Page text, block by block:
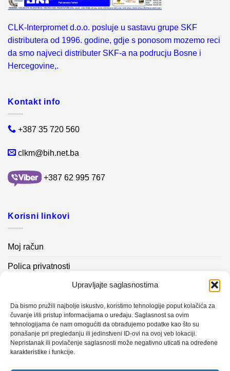
Upravljajte saglasnostima
Da bismo pružili najbolje iskustvo, koristimo tehnologije poput kolačića za
čuvanje i/ili pristup informacijama o uređaju. Saglasnost sa ovim
tehnologijama će nam omogućiti da obrađujemo podatke kao što su
ponašanje pri pregledanju ili jedinstveni ID-ovi na ovoj veb lokaciji.
Nepristanak ili povlačenje saglasnosti može negativno uticati na određene
karakteristike i funkcije.
CLK-Interpromet d.o.o. posluje u sastavu grupe SKF
distributera od 1996. godine, gdje s ponosom mozemo reci
da smo najveci distributer SKF-a na podrucju Bosne i
Hercegovine,.
Kontakt info
+387 35 720 560
clkm@bih.net.ba
+387 62 995 767
Korisni linkovi
Moj račun
Polica privatnosti
Kontakt info
Novosti